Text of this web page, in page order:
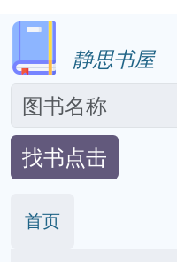
静思书屋
找书点击
首页